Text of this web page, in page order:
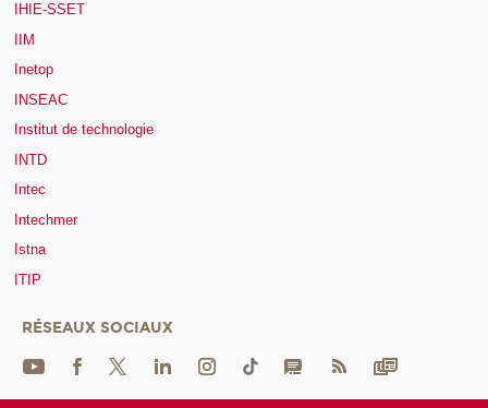
IHIE-SSET
IIM
Inetop
INSEAC
Institut de technologie
INTD
Intec
Intechmer
Istna
ITIP
RÉSEAUX SOCIAUX